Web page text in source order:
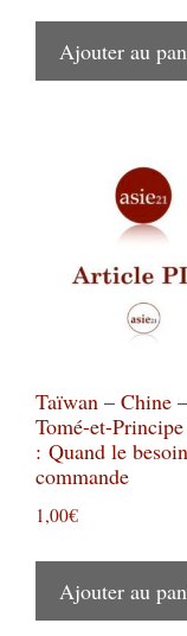
Ajouter au
Taïwan – Chine
Tomé-et-Principe
: Quand le besoin
commande
1,00€
Ajouter au